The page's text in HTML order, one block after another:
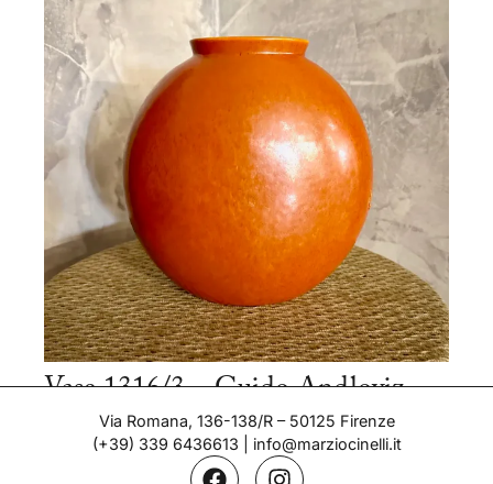
Vase 1316/3 – Guido Andloviz
Period: 1939
Via Romana, 136-138/R – 50125 Firenze
(+39) 339 6436613
info@marziocinelli.it